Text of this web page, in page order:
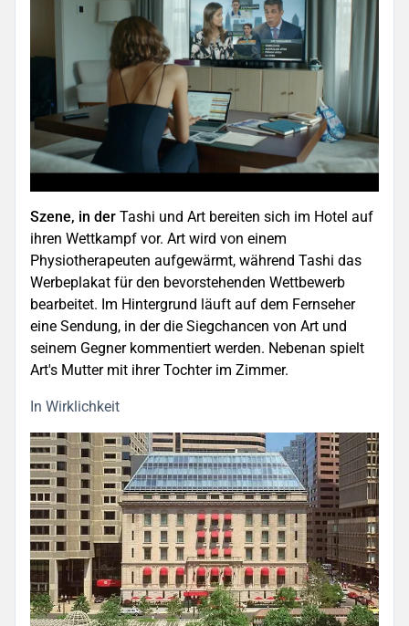
Szene, in der Tashi und Art bereiten sich im Hotel auf
ihren Wettkampf vor. Art wird von einem
Physiotherapeuten aufgewärmt, während Tashi das
Werbeplakat für den bevorstehenden Wettbewerb
bearbeitet. Im Hintergrund läuft auf dem Fernseher
eine Sendung, in der die Siegchancen von Art und
seinem Gegner kommentiert werden. Nebenan spielt
Art's Mutter mit ihrer Tochter im Zimmer.
In Wirklichkeit